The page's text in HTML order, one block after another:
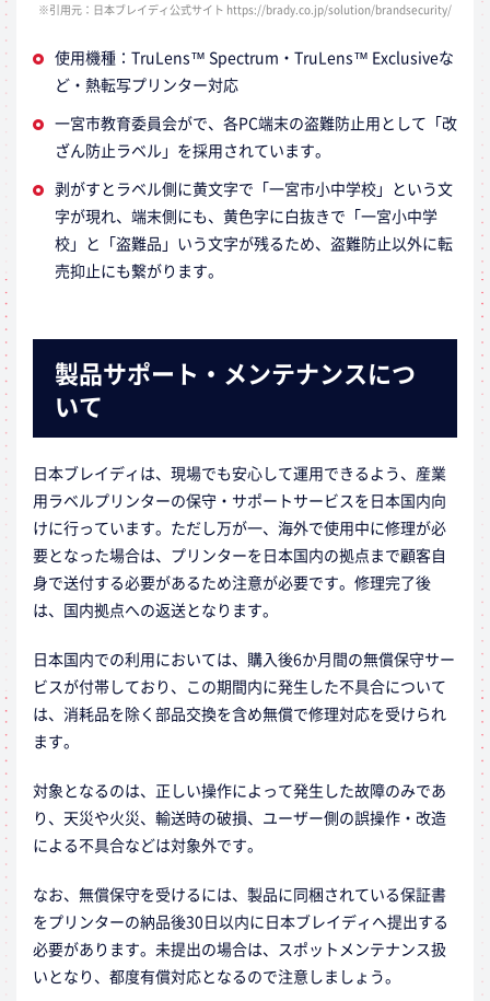
※引用元：日本ブレイディ公式サイト https://brady.co.jp/solution/brandsecurity/
使用機種：TruLens™ Spectrum・TruLens™ Exclusiveな
ど・熱転写プリンター対応
一宮市教育委員会がで、各PC端末の盗難防止用として「改
ざん防止ラベル」を採用されています。
剥がすとラベル側に黄文字で「一宮市小中学校」という文
字が現れ、端末側にも、黄色字に白抜きで「一宮小中学
校」と「盗難品」いう文字が残るため、盗難防止以外に転
売抑止にも繋がります。
製品サポート・メンテナンスにつ
いて
日本ブレイディは、現場でも安心して運用できるよう、産業
用ラベルプリンターの保守・サポートサービスを日本国内向
けに行っています。ただし万が一、海外で使用中に修理が必
要となった場合は、プリンターを日本国内の拠点まで顧客自
身で送付する必要があるため注意が必要です。修理完了後
は、国内拠点への返送となります。
日本国内での利用においては、購入後6か月間の無償保守サー
ビスが付帯しており、この期間内に発生した不具合について
は、消耗品を除く部品交換を含め無償で修理対応を受けられ
ます。
対象となるのは、正しい操作によって発生した故障のみであ
り、天災や火災、輸送時の破損、ユーザー側の誤操作・改造
による不具合などは対象外です。
なお、無償保守を受けるには、製品に同梱されている保証書
をプリンターの納品後30日以内に日本ブレイディへ提出する
必要があります。未提出の場合は、スポットメンテナンス扱
いとなり、都度有償対応となるので注意しましょう。